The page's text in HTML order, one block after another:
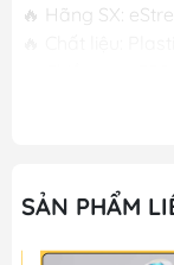
🔥 Hãng SX:
🔥 Chiều cao:
🔥
M FIGURE - MÔ
🔥Add: Ngọc Hồi
SẢN PHẨM